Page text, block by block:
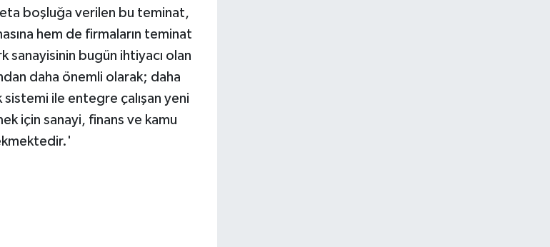
boşluğa verilen bu teminat,
hem de firmaların teminat
sanayisinin bugün ihtiyacı olan
daha önemli olarak; daha
sistemi ile entegre çalışan yeni
için sanayi, finans ve kamu